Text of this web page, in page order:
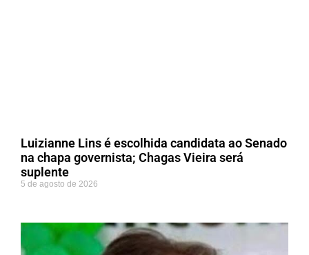
Luizianne Lins é escolhida candidata ao Senado
na chapa governista; Chagas Vieira será
suplente
5 de agosto de 2026